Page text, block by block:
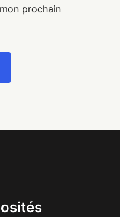
prochain